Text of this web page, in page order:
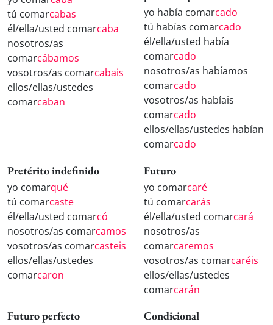
tú comarcabas
él/ella/usted comarcaba
nosotros/as
comarcábamos
vosotros/as comarcabais
ellos/ellas/ustedes
comarcaban
yo había comarcado
tú habías comarcado
él/ella/usted había
comarcado
nosotros/as habíamos
comarcado
vosotros/as habíais
comarcado
ellos/ellas/ustedes habían
comarcado
Pretérito indefinido
yo comarqué
tú comarcaste
él/ella/usted comarcó
nosotros/as comarcamos
vosotros/as comarcasteis
ellos/ellas/ustedes
comarcaron
Futuro
yo comarcaré
tú comarcarás
él/ella/usted comarcará
nosotros/as
comarcaremos
vosotros/as comarcaréis
ellos/ellas/ustedes
comarcarán
Futuro perfecto Condicional